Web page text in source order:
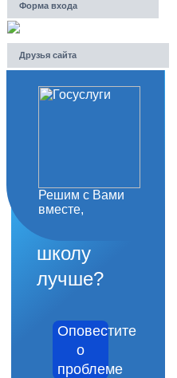
Форма входа
Друзья сайта
Решим с Вами
вместе,
как
школу
лучше?
Оповестите
о
проблеме